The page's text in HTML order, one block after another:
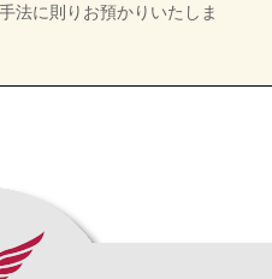
法に則りお預かりいたしま